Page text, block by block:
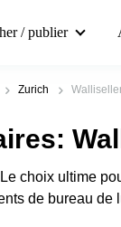
/ publier
Zurich
:
choix ultime
de bureau de